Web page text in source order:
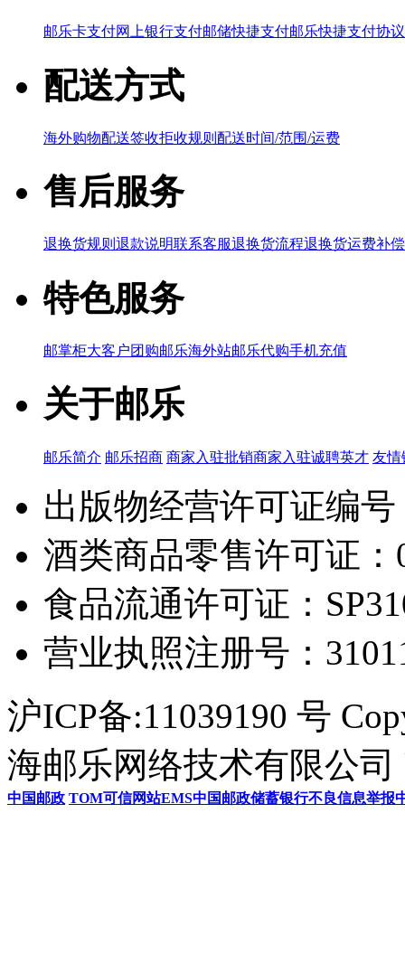
邮乐卡支付网上银行支付邮储快捷支付邮乐快捷支付协议
配送方式
海外购物配送签收拒收规则 配送时间/范围/运费
售后服务
退换货规则 退款说明联系客服退换货流程退换货运费补
特色服务
邮掌柜大客户团购邮乐海外站邮乐代购手机充值
关于邮乐
邮乐简介 邮乐招商 商家入驻批销商家入驻诚聘英才 友情
出版物经营许可证编
酒类商品零售许可证：
食品流通许可证：
营业执照注册号：
沪ICP备:11039190 号
海邮乐网络技术有限公司
中国邮政 TOM可信网站EMS中国邮政储蓄银行不良信息举报